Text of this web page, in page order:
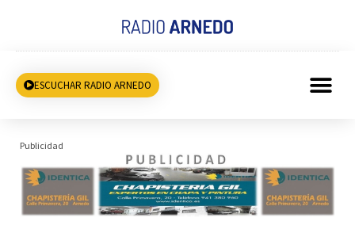
ESCUCHAR RADIO ARNEDO
Publicidad